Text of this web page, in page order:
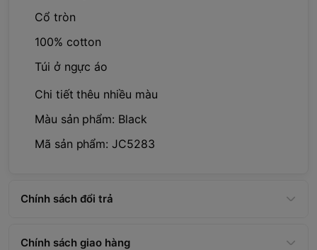
Cổ tròn
100% cotton
Túi ở ngực áo
Chi tiết thêu nhiều màu
Màu sản phẩm: Black
Mã sản phẩm: JC5283
Chính sách đổi trả
Chính sách giao hàng